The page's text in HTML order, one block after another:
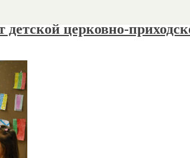
детской церковно-